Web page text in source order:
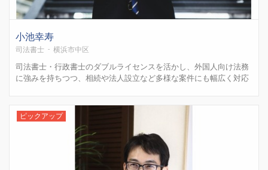
小池幸寿
司法書士 - 横浜市中区
司法書士・行政書士のダブルライセンスを活かし、外国人向け法務
に強みを持ちつつ、相続や法人設立など多様な案件にも幅広く対応
浜市中区を拠点として開業いたしました。カンボジア相続案...
ピックアップ